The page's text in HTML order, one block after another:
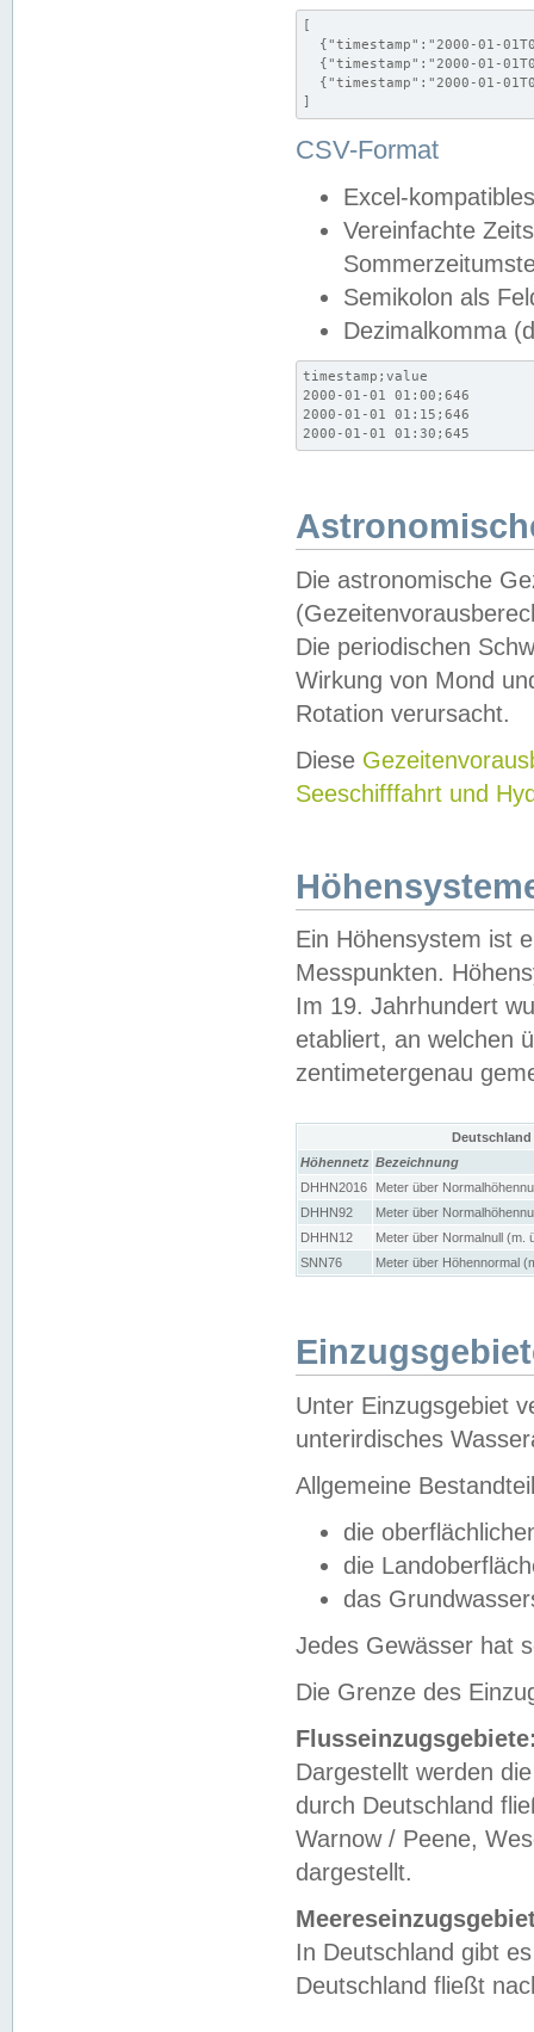
[
{"timestamp":"2000-01-
{"timestamp":"2000-01-
{"timestamp":"2000-01-
]
CSV-Format
Excel-
Vereinfachte
Semikolon als
Dezimalkomma
timestamp;value
2000-01-01 01:00;646
2000-01-01 01:15;646
2000-01-01 01:30;645
Die astronomische
Die periodischen
Wirkung von Mond
Rotation verursacht.
Diese
Seeschifffahrt und
Ein Höhensystem ist
Messpunkten.
Im 19. Jahrhundert
etabliert, an welchen
zentimetergenau
Höhennetz Bezeichnung
DHHN2016
Meter über
DHHN92
Meter über
DHHN12
Meter über Normalnull (m.
SNN76
Meter über Höhennormal
Unter Einzugsgebiet
unterirdisches
Allgemeine
die
die
das
Jedes Gewässer hat
Die Grenze des
Dargestellt werden
durch Deutschland
Warnow / Peene,
dargestellt.
In Deutschland gibt
Deutschland fließt